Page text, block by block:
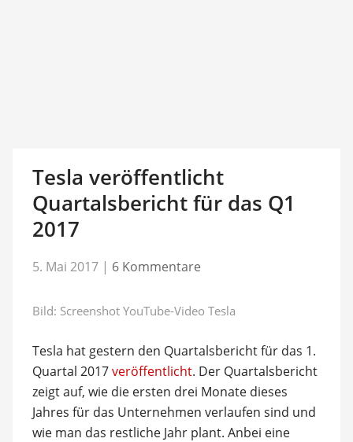
Tesla veröffentlicht
Quartalsbericht für das Q1
2017
5. Mai 2017 | 6 Kommentare
Bild: Screenshot YouTube-Video Tesla
Tesla hat gestern den Quartalsbericht für das 1.
Quartal 2017veröffentlicht. Der Quartalsbericht
zeigt auf, wie die ersten drei Monate dieses
Jahres für das Unternehmen verlaufen sind und
wie man das restliche Jahr plant. Anbei eine